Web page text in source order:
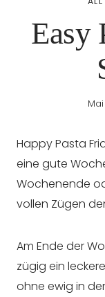
Easy
Mai
Happy Pasta
eine gute
Wochenende
vollen Zügen
Am Ende der
zügig ein
ohne ewig in